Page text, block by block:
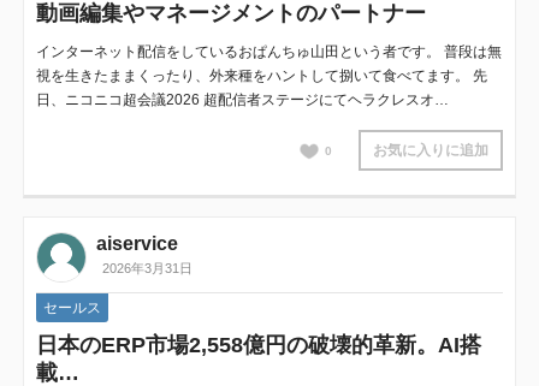
動画編集やマネージメントのパートナー
インターネット配信をしているおぱんちゅ山田という者です。 普段は無
視を生きたままくったり、外来種をハントして捌いて食べてます。 先
日、ニコニコ超会議2026 超配信者ステージにてヘラクレスオ…
0 お気に入りに追加
aiservice
2026年3月31日
セールス
日本のERP市場2,558億円の破壊的革新。AI搭
載…